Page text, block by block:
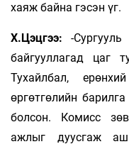
хаяж байна гэсэн үг.
Х.Цэцгээ:-
байгууллагад цаг
Тухайлбал,
өргөтгөлийн
болсон. Комисс
ажлыг дуусгаж